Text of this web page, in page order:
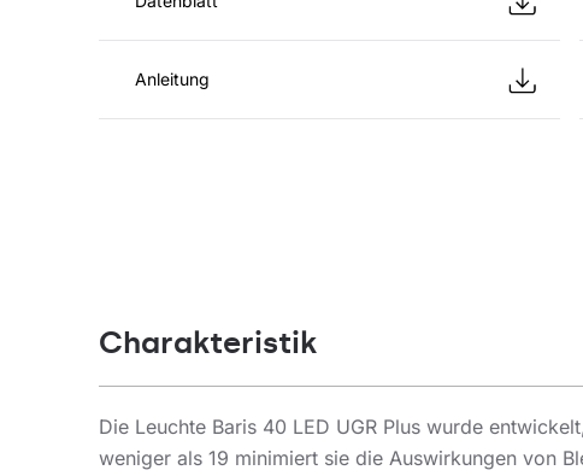
Anleitung
Charakteristik
Die Leuchte Baris 40 LED UGR Plus wurde
weniger als 19 minimiert sie die Auswirkungen von